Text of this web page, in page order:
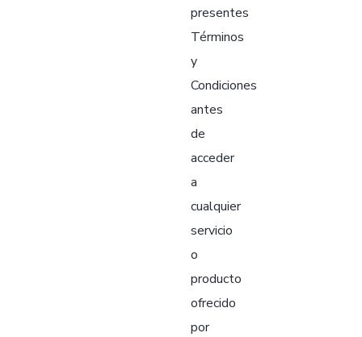
presentes
Términos
y
Condiciones
antes
de
acceder
a
cualquier
servicio
o
producto
ofrecido
por